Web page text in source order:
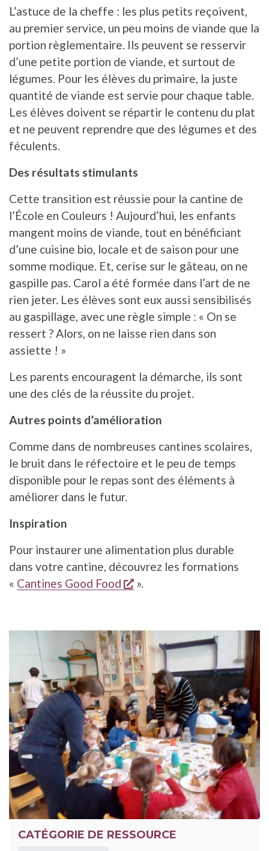
L’astuce de la cheffe : les plus petits reçoivent,
au premier service, un peu moins de viande que la
portion règlementaire. Ils peuvent se resservir
d’une petite portion de viande, et surtout de
légumes. Pour les élèves du primaire, la juste
quantité de viande est servie pour chaque table.
Les élèves doivent se répartir le contenu du plat
et ne peuvent reprendre que des légumes et des
féculents.
Des résultats stimulants
Cette transition est réussie pour la cantine de
l’École en Couleurs ! Aujourd’hui, les enfants
mangent moins de viande, tout en bénéficiant
d’une cuisine bio, locale et de saison pour une
somme modique. Et, cerise sur le gâteau, on ne
gaspille pas. Carol a été formée dans l’art de ne
rien jeter. Les élèves sont eux aussi sensibilisés
au gaspillage, avec une règle simple : « On se
ressert ? Alors, on ne laisse rien dans son
assiette ! »
Les parents encouragent la démarche, ils sont
une des clés de la réussite du projet.
Autres points d’amélioration
Comme dans de nombreuses cantines scolaires,
le bruit dans le réfectoire et le peu de temps
disponible pour le repas sont des éléments à
améliorer dans le futur.
Inspiration
Pour instaurer une alimentation plus durable
dans votre cantine, découvrez les formations
« Cantines Good Food s'ouvre dans une
».
CATÉGORIE DE RESSOURCE